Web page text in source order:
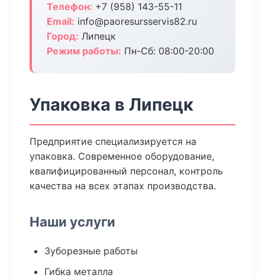
Телефон: +7 (958) 143-55-11
Email: info@paoresursservis82.ru
Город: Липецк
Режим работы: Пн-Сб: 08:00-20:00
Упаковка в Липецк
Предприятие специализируется на
упаковка. Современное оборудование,
квалифицированный персонал, контроль
качества на всех этапах производства.
Наши услуги
Зуборезные работы
Гибка металла